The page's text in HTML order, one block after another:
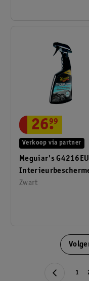
Meguiar's G4216EU
Nieuwe Auto 473ml
Zwart
Verkoop via partner
26.
99
1